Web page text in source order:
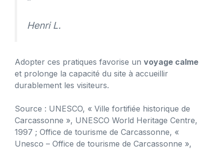
Henri L.
Adopter ces pratiques favorise un voyage calme
et prolonge la capacité du site à accueillir
durablement les visiteurs.
Source : UNESCO, « Ville fortifiée historique de
Carcassonne », UNESCO World Heritage Centre,
1997 ; Office de tourisme de Carcassonne, «
Unesco – Office de tourisme de Carcassonne »,